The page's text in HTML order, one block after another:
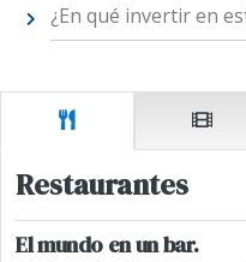
¿En qué invertir en
Restaurantes
El mundo en un bar.